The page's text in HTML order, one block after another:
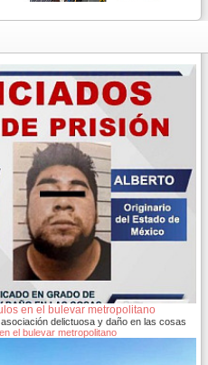
en el bulevar metropolitano
delictuosa y daño en las cosas
el bulevar metropolitano